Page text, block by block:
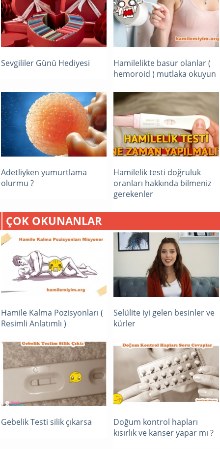
Sevgililer Günü Hediyesi
Hamilelikte basur olanlar (
hemoroid ) mutlaka okuyun
Adetliyken yumurtlama
olurmu ?
Hamilelik testi doğruluk
oranları hakkında bilmeniz
gerekenler
ÇOK OKUNANLAR
Hamile Kalma Pozisyonları (
Resimli Anlatımlı )
Selülite iyi gelen besinler ve
kürler
Gebelik Testi silik çıkarsa
Doğum kontrol hapları
kısırlık ve kanser yapar mı ?